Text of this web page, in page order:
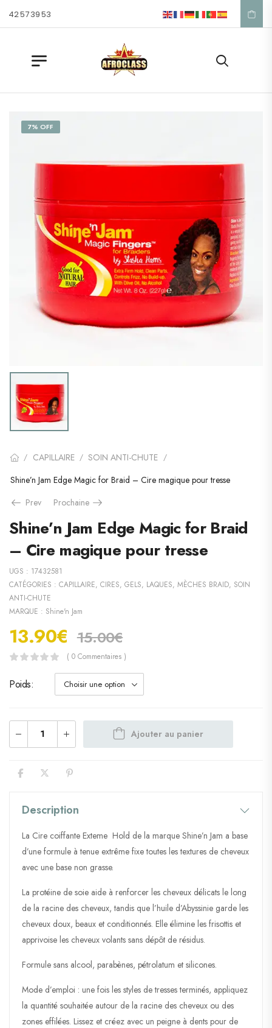
57 39 53
7% OFF
/ CAPILLAIRE / SOIN ANTI-CHUTE /
Shine’n Jam Edge Magic for Braid – Cire magique pour tresse
Prev
Prochaine
Shine’n Jam Edge Magic for Braid
– Cire magique pour tresse
UGS : 17432581
CATÉGORIES : CAPILLAIRE, CIRES, GELS, LAQUES, MÈCHES BRAID, SOIN
ANTI-CHUTE
MARQUE : Shine'n Jam
13.90€ 15.00€
( 0 Commentaires )
Poids
Ajouter au panier
Description
La Cire coiffante Exteme Hold de la marque Shine’n Jam a base
d’une formule à tenue extrême fixe toutes les textures de cheveux
avec une base non grasse.
La protéine de soie aide à renforcer les cheveux délicats le long
de la racine des cheveux, tandis que l’huile d’Abyssinie garde les
cheveux doux, beaux et conditionnés. Elle élimine les frisottis et
apprivoise les cheveux volants sans dépôt de résidus.
Formule sans alcool, parabènes, pétrolatum et silicones.
Mode d’emploi : une fois les styles de tresses terminés, appliquez
la quantité souhaitée autour de la racine des cheveux ou des
zones effilées. Lissez et créez avec un peigne à dents pour de